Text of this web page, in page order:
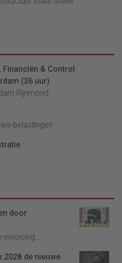
& Control
(36 uur)
Rijnmond
belastingen
door
invoicing...
de nieuwe